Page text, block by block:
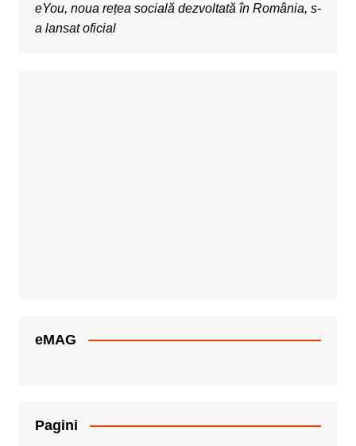
eYou, noua rețea socială dezvoltată în România, s-
a lansat oficial
eMAG
Pagini